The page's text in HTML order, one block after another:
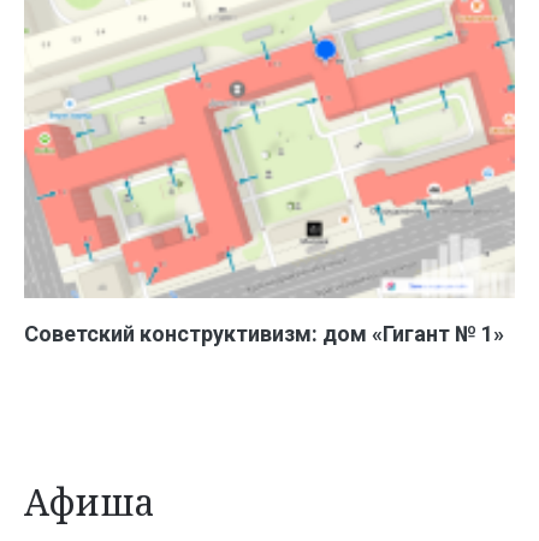
Советский конструктивизм: дом «Гигант № 1»
Афиша